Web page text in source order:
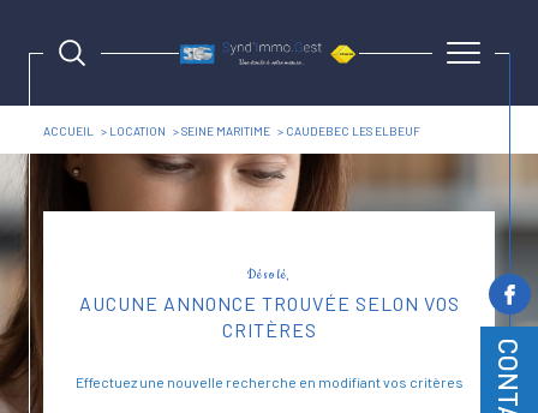
ACCUEIL LOCATION SEINE MARITIME CAUDEBEC LES ELBEUF
Désolé,
AUCUNE ANNONCE TROUVÉE SELON VOS
CRITÈRES
Effectuez une nouvelle recherche en modifiant vos critères